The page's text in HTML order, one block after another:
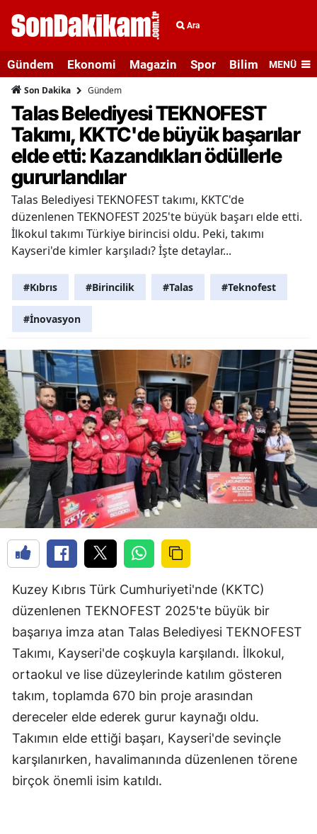
Ara
Gündem Ekonomi Magazin Spor Bilim veMENÜ
Son Dakika Gündem
Talas Belediyesi TEKNOFEST
Takımı, KKTC'de büyük başarılar
elde etti: Kazandıkları ödüllerle
gururlandılar
Talas Belediyesi TEKNOFEST takımı, KKTC'de
düzenlenen TEKNOFEST 2025'te büyük başarı elde etti.
İlkokul takımı Türkiye birincisi oldu. Peki, takımı
Kayseri'de kimler karşıladı? İşte detaylar...
#Kıbrıs #Birincilik #Talas #Teknofest
#İnovasyon
Kuzey Kıbrıs Türk Cumhuriyeti'nde (KKTC)
düzenlenen TEKNOFEST 2025'te büyük bir
başarıya imza atan Talas Belediyesi TEKNOFEST
Takımı, Kayseri'de coşkuyla karşılandı. İlkokul,
ortaokul ve lise düzeylerinde katılım gösteren
takım, toplamda 670 bin proje arasından
dereceler elde ederek gurur kaynağı oldu.
Takımın elde ettiği başarı, Kayseri'de sevinçle
karşılanırken, havalimanında düzenlenen törene
birçok önemli isim katıldı.